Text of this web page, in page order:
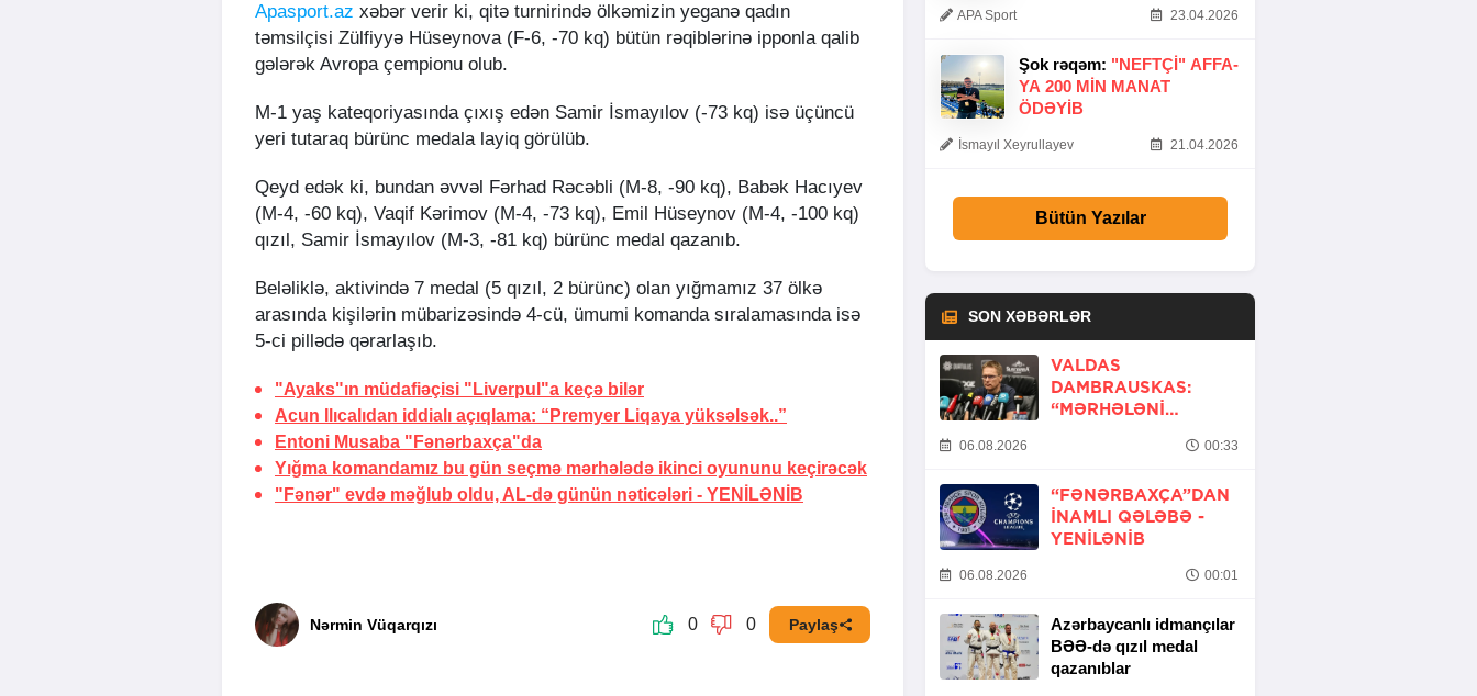
Apasport.az xəbər verir ki, qitə turnirində ölkəmizin yeganə qadın
təmsilçisi Zülfiyyə Hüseynova (F-6, -70 kq) bütün rəqiblərinə ipponla qalib
gələrək Avropa çempionu olub.
M-1 yaş kateqoriyasında çıxış edən Samir İsmayılov (-73 kq) isə üçüncü
yeri tutaraq bürünc medala layiq görülüb.
Qeyd edək ki, bundan əvvəl Fərhad Rəcəbli (M-8, -90 kq), Babək Hacıyev
(M-4, -60 kq), Vaqif Kərimov (M-4, -73 kq), Emil Hüseynov (M-4, -100 kq)
qızıl, Samir İsmayılov (M-3, -81 kq) bürünc medal qazanıb.
Beləliklə, aktivində 7 medal (5 qızıl, 2 bürünc) olan yığmamız 37 ölkə
arasında kişilərin mübarizəsində 4-cü, ümumi komanda sıralamasında isə
5-ci pillədə qərarlaşıb.
"Ayaks"ın müdafiəçisi "Liverpul"a keçə bilər
Acun Ilıcalıdan iddialı açıqlama: “Premyer Liqaya yüksəlsək..”
Entoni Musaba "Fənərbaxça"da
Yığma komandamız bu gün seçmə mərhələdə ikinci oyununu keçirəcək
"Fənər" evdə məğlub oldu, AL-də günün nəticələri - YENİLƏNİB
Nərmin Vüqarqızı 0 0 Paylaş
APA Sport 23.04.2026
Şok rəqəm: "NEFTÇI" AFFA-
YA 200 MIN MANAT
ÖDƏYIB
İsmayıl Xeyrullayev 21.04.2026
Bütün Yazılar
SON XƏBƏRLƏR
VALDAS
DAMBRAUSKAS:
“MƏRHƏLƏNI
06.08.2026 00:33
“FƏNƏRBAXÇA”DAN
INAMLI QƏLƏBƏ -
YENİLƏNİB
06.08.2026 00:01
Azərbaycanlı idmançılar
BƏƏ-də qızıl medal
qazanıblar